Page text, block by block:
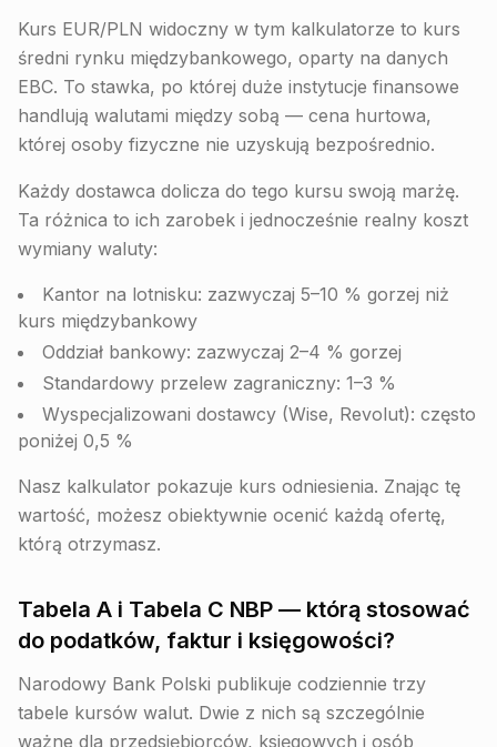
Kurs EUR/PLN widoczny w tym kalkulatorze to kurs
średni rynku międzybankowego, oparty na danych
EBC. To stawka, po której duże instytucje finansowe
handlują walutami między sobą — cena hurtowa,
której osoby fizyczne nie uzyskują bezpośrednio.
Każdy dostawca dolicza do tego kursu swoją marżę.
Ta różnica to ich zarobek i jednocześnie realny koszt
wymiany waluty:
Kantor na lotnisku: zazwyczaj 5–10 % gorzej niż
kurs międzybankowy
Oddział bankowy: zazwyczaj 2–4 % gorzej
Standardowy przelew zagraniczny: 1–3 %
Wyspecjalizowani dostawcy (Wise, Revolut): często
poniżej 0,5 %
Nasz kalkulator pokazuje kurs odniesienia. Znając tę
wartość, możesz obiektywnie ocenić każdą ofertę,
którą otrzymasz.
Tabela A i Tabela C NBP — którą stosować
do podatków, faktur i księgowości?
Narodowy Bank Polski publikuje codziennie trzy
tabele kursów walut. Dwie z nich są szczególnie
ważne dla przedsiębiorców, księgowych i osób